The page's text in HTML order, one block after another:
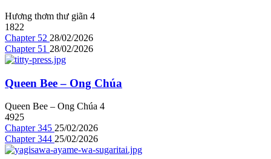
Hương thơm thư giãn 4
1822
Chapter 52 28/02/2026
Chapter 51 28/02/2026
Queen Bee – Ong Chúa
Queen Bee – Ong Chúa 4
4925
Chapter 345 25/02/2026
Chapter 344 25/02/2026